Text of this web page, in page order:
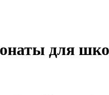
для